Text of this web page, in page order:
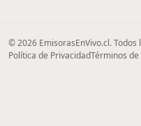
© 2026 EmisorasEnVivo.cl.
Política de PrivacidadTérminos de